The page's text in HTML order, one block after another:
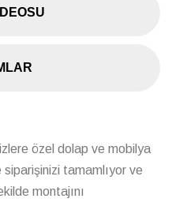
özel dolap ve mobilya
tamamlıyor ve
montajını